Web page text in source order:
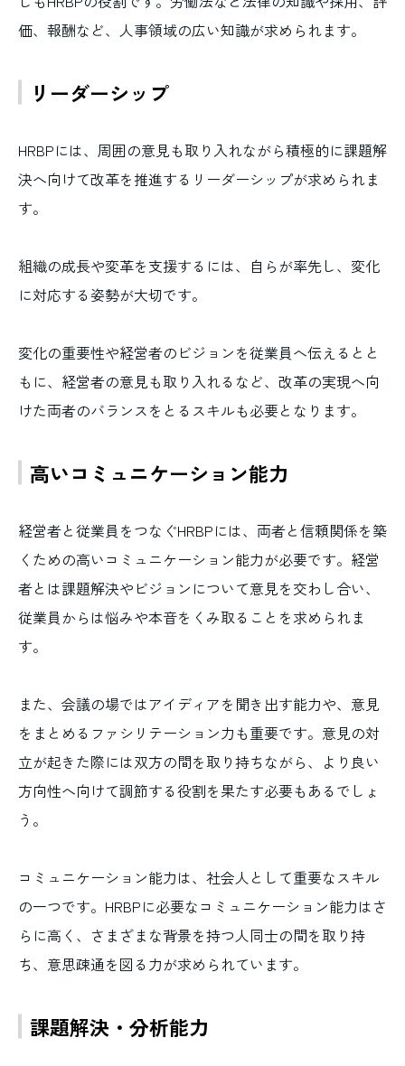
価、報酬など、人事領域の広い知識が求められます。
リーダーシップ
HRBPには、周囲の意見も取り入れながら積極的に課題解
決へ向けて改革を推進するリーダーシップが求められま
す。
組織の成長や変革を支援するには、自らが率先し、変化
に対応する姿勢が大切です。
変化の重要性や経営者のビジョンを従業員へ伝えるとと
もに、経営者の意見も取り入れるなど、改革の実現へ向
けた両者のバランスをとるスキルも必要となります。
高いコミュニケーション能力
経営者と従業員をつなぐHRBPには、両者と信頼関係を築
くための高いコミュニケーション能力が必要です。経営
者とは課題解決やビジョンについて意見を交わし合い、
従業員からは悩みや本音をくみ取ることを求められま
す。
また、会議の場ではアイディアを聞き出す能力や、意見
をまとめるファシリテーション力も重要です。意見の対
立が起きた際には双方の間を取り持ちながら、より良い
方向性へ向けて調節する役割を果たす必要もあるでしょ
う。
コミュニケーション能力は、社会人として重要なスキル
の一つです。HRBPに必要なコミュニケーション能力はさ
らに高く、さまざまな背景を持つ人同士の間を取り持
ち、意思疎通を図る力が求められています。
課題解決・分析能力